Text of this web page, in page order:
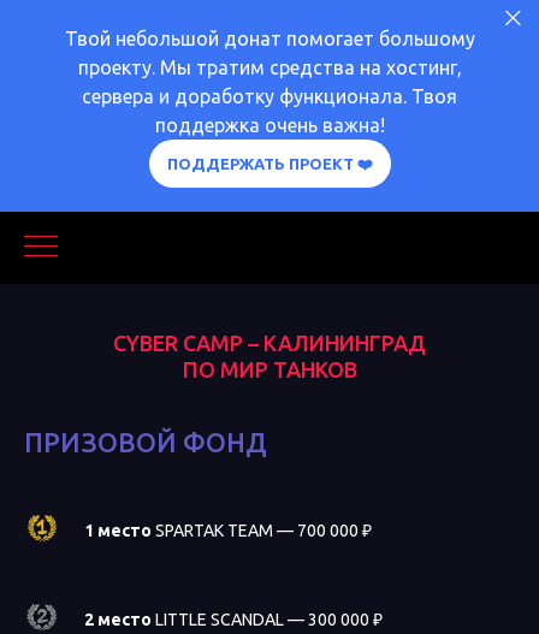
Твой небольшой донат помогает большому
проекту. Мы тратим средства на хостинг,
сервера и доработку функционала. Твоя
поддержка очень важна!
ПОДДЕРЖАТЬ ПРОЕКТ ❤️
CYBER CAMP – КАЛИНИНГРАД
ПО МИР ТАНКОВ
ПРИЗОВОЙ ФОНД
1 место SPARTAK TEAM — 700 000 ₽
2 место LITTLE SCANDAL — 300 000 ₽